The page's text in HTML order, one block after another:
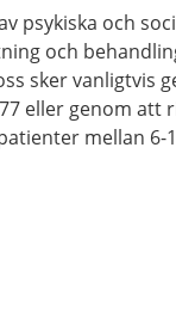
psykiska och
och
sker vanligtvis
eller genom att
mellan 6-